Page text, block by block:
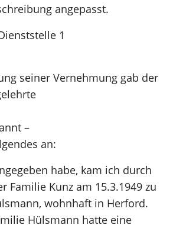
angepasst.
1
seiner Vernehmung gab der
–
an:
habe, kam ich durch
Familie Kunz am 15.3.1949 zu
wohnhaft in Herford.
Hülsmann hatte eine